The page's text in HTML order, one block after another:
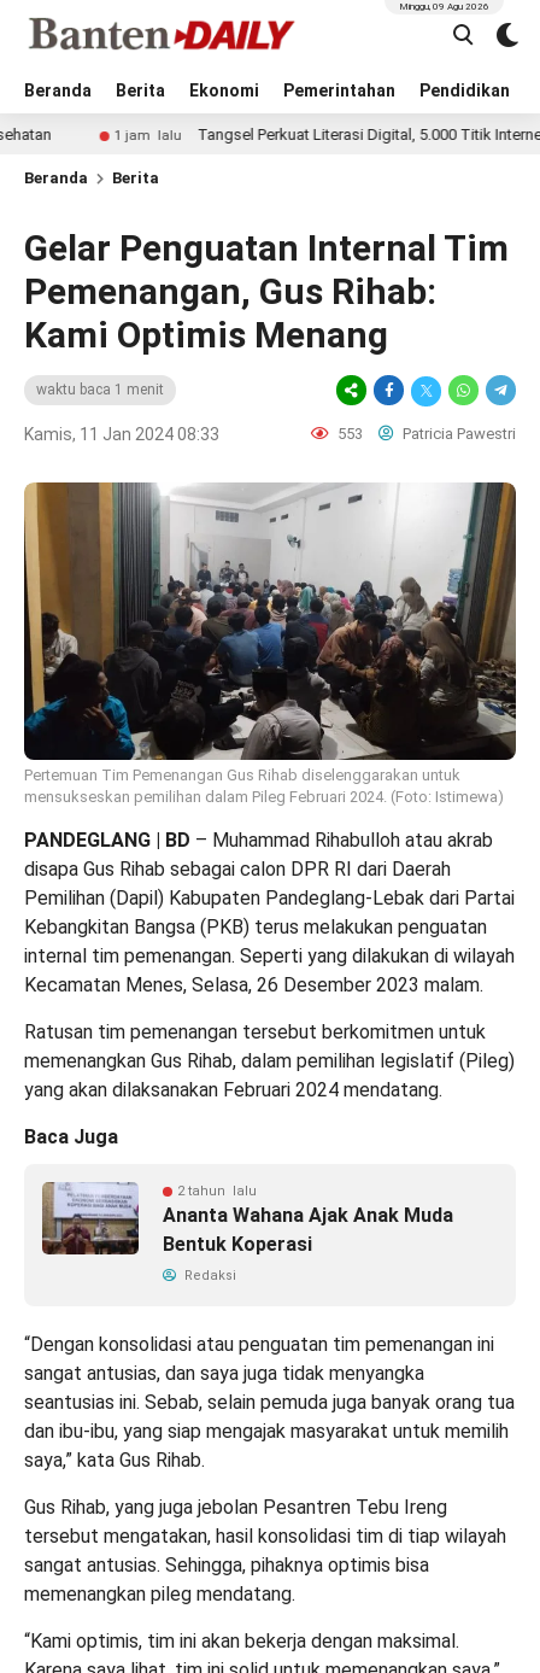
Beranda Berita Ekonomi Pemerintahan Pendidikan
Minggu, 09 Agu 2026
1 jam lalu Tangsel Perkuat Literasi Digital, 5.000 Titik Internet Gratis
Beranda Berita
Gelar Penguatan Internal Tim
Pemenangan, Gus Rihab:
Kami Optimis Menang
waktu baca 1 menit
Kamis, 11 Jan 2024 08:33 553 Patricia Pawestri
Pertemuan Tim Pemenangan Gus Rihab diselenggarakan untuk
mensukseskan pemilihan dalam Pileg Februari 2024. (Foto: Istimewa)
PANDEGLANG | BD – Muhammad Rihabulloh atau akrab
disapa Gus Rihab sebagai calon DPR RI dari Daerah
Pemilihan (Dapil) Kabupaten Pandeglang-Lebak dari Partai
Kebangkitan Bangsa (PKB) terus melakukan penguatan
internal tim pemenangan. Seperti yang dilakukan di wilayah
Kecamatan Menes, Selasa, 26 Desember 2023 malam.
Ratusan tim pemenangan tersebut berkomitmen untuk
memenangkan Gus Rihab, dalam pemilihan legislatif (Pileg)
yang akan dilaksanakan Februari 2024 mendatang.
Baca Juga
2 tahun lalu
Ananta Wahana Ajak Anak Muda
Bentuk Koperasi
Redaksi
“Dengan konsolidasi atau penguatan tim pemenangan ini
sangat antusias, dan saya juga tidak menyangka
seantusias ini. Sebab, selain pemuda juga banyak orang tua
dan ibu-ibu, yang siap mengajak masyarakat untuk memilih
saya,” kata Gus Rihab.
Gus Rihab, yang juga jebolan Pesantren Tebu Ireng
tersebut mengatakan, hasil konsolidasi tim di tiap wilayah
sangat antusias. Sehingga, pihaknya optimis bisa
memenangkan pileg mendatang.
“Kami optimis, tim ini akan bekerja dengan maksimal.